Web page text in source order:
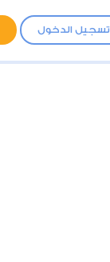
تسجيل الدخول